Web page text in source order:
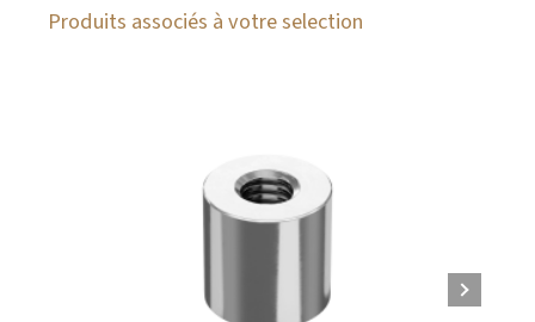
Produits associés à votre selection